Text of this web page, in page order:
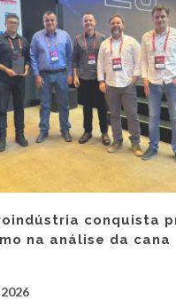
conquista
na análise da cana